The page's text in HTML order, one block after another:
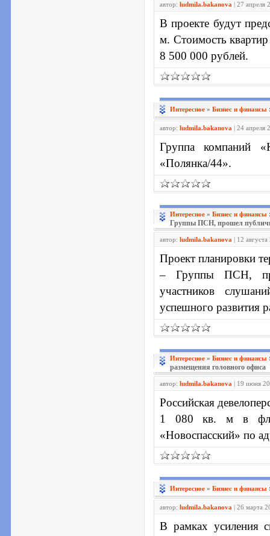
автор: ludmila.bakanova | 27 апреля
В проекте будут
м. Стоимость
8 500 000 рублей.
Интересное » Бизнес и финансы
автор: ludmila.bakanova | 24 апреля
Группа компаний
«Полянка/44».
Интересное » Бизнес и финансы
Группы ПСН, прошел
автор: ludmila.bakanova | 12
Проект планировки
– Группы ПСН,
участников
успешного развития
Интересное » Бизнес и финансы
размещения головного офиса
автор: ludmila.bakanova | 19 июня
Российская
1 080 кв. м в
«Новоспасский» по
Интересное » Бизнес и финансы
автор: ludmila.bakanova | 26 марта
В рамках усиления